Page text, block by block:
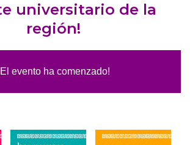
universitario de la
región!
evento ha comenzado!